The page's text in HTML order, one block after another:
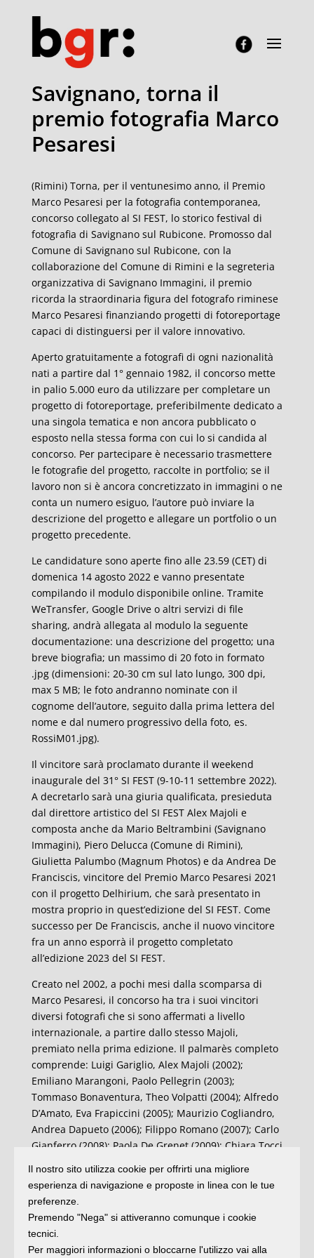
Savignano, torna il
premio fotografia Marco
Pesaresi
(Rimini) Torna, per il ventunesimo anno, il Premio
Marco Pesaresi per la fotografia contemporanea,
concorso collegato al SI FEST, lo storico festival di
fotografia di Savignano sul Rubicone. Promosso dal
Comune di Savignano sul Rubicone, con la
collaborazione del Comune di Rimini e la segreteria
organizzativa di Savignano Immagini, il premio
ricorda la straordinaria figura del fotografo riminese
Marco Pesaresi finanziando progetti di fotoreportage
capaci di distinguersi per il valore innovativo.
Aperto gratuitamente a fotografi di ogni nazionalità
nati a partire dal 1° gennaio 1982, il concorso mette
in palio 5.000 euro da utilizzare per completare un
progetto di fotoreportage, preferibilmente dedicato a
una singola tematica e non ancora pubblicato o
esposto nella stessa forma con cui lo si candida al
concorso. Per partecipare è necessario trasmettere
le fotografie del progetto, raccolte in portfolio; se il
lavoro non si è ancora concretizzato in immagini o ne
conta un numero esiguo, l’autore può inviare la
descrizione del progetto e allegare un portfolio o un
progetto precedente.
Le candidature sono aperte fino alle 23.59 (CET) di
domenica 14 agosto 2022 e vanno presentate
compilando il modulo disponibile online. Tramite
WeTransfer, Google Drive o altri servizi di file
sharing, andrà allegata al modulo la seguente
documentazione: una descrizione del progetto; una
breve biografia; un massimo di 20 foto in formato
.jpg (dimensioni: 20-30 cm sul lato lungo, 300 dpi,
max 5 MB; le foto andranno nominate con il
cognome dell’autore, seguito dalla prima lettera del
nome e dal numero progressivo della foto, es.
RossiM01.jpg).
Il vincitore sarà proclamato durante il weekend
inaugurale del 31° SI FEST (9-10-11 settembre 2022).
A decretarlo sarà una giuria qualificata, presieduta
dal direttore artistico del SI FEST Alex Majoli e
composta anche da Mario Beltrambini (Savignano
Immagini), Piero Delucca (Comune di Rimini),
Giulietta Palumbo (Magnum Photos) e da Andrea De
Franciscis, vincitore del Premio Marco Pesaresi 2021
con il progetto Delhirium, che sarà presentato in
mostra proprio in quest’edizione del SI FEST. Come
successo per De Franciscis, anche il nuovo vincitore
fra un anno esporrà il progetto completato
all’edizione 2023 del SI FEST.
Creato nel 2002, a pochi mesi dalla scomparsa di
Marco Pesaresi, il concorso ha tra i suoi vincitori
diversi fotografi che si sono affermati a livello
internazionale, a partire dallo stesso Majoli,
premiato nella prima edizione. Il palmarès completo
comprende: Luigi Gariglio, Alex Majoli (2002);
Emiliano Marangoni, Paolo Pellegrin (2003);
Tommaso Bonaventura, Theo Volpatti (2004); Alfredo
D’Amato, Eva Frapiccini (2005); Maurizio Cogliandro,
Andrea Dapueto (2006); Filippo Romano (2007); Carlo
Gianferro (2008); Paola De Grenet (2009); Chiara Tocci
(2012); Pietro Paolini (2013); Tommaso Tanini (2014);
Julien Lombardi (2015); Martin Errichiello e Filippo
Fossati (2018); Arianna Arcara e Claudio Majorana
Il nostro sito utilizza cookie per offrirti una migliore
esperienza di navigazione e proposte in linea con le tue
preferenze.
Premendo "Nega" si attiveranno comunque i cookie
tecnici.
Per maggiori informazioni o bloccarne l'utilizzo vai alla